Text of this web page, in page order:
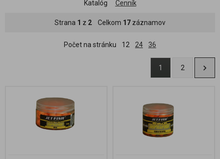
Katalóg Cenník
Strana 1 z 2 Celkom 17 záznamov
Počet na stránku 12 24 36
1 2